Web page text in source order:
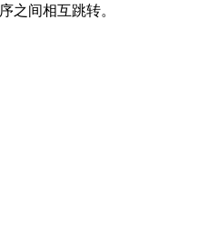
之间相互跳转。